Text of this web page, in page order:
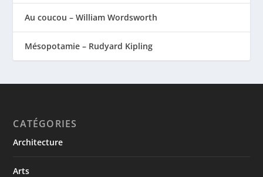
Au coucou – William Wordsworth
Mésopotamie – Rudyard Kipling
CATÉGORIES
Architecture
Arts